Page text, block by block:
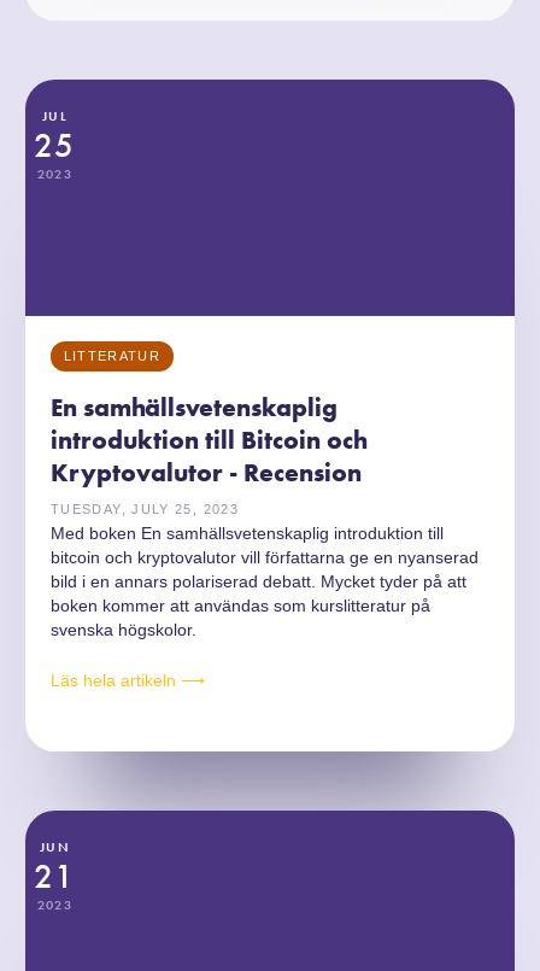
JUL
25
2023
LITTERATUR
En samhällsvetenskaplig
introduktion till Bitcoin och
Kryptovalutor - Recension
TUESDAY, JULY 25, 2023
Med boken En samhällsvetenskaplig introduktion till
bitcoin och kryptovalutor vill författarna ge en nyanserad
bild i en annars polariserad debatt. Mycket tyder på att
boken kommer att användas som kurslitteratur på
svenska högskolor.
Läs hela artikeln ⟶
JUN
21
2023